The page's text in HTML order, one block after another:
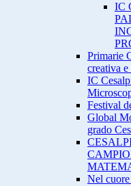
IC
Primarie
creativa
IC
Festival
Global
grado
Nel